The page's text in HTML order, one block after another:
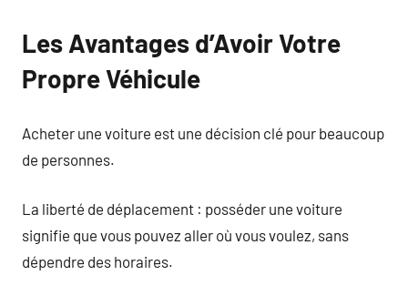
Les Avantages d’Avoir Votre
Propre Véhicule
Acheter une voiture est une décision clé pour beaucoup
de personnes.
La liberté de déplacement : posséder une voiture
signifie que vous pouvez aller où vous voulez, sans
dépendre des horaires.